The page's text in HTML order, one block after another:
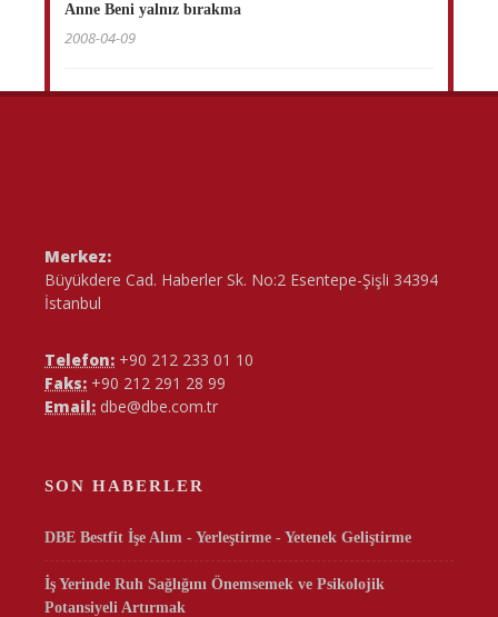
Anne Beni yalnız bırakma
2008-04-09
Merkez:
Büyükdere Cad. Haberler Sk. No:2 Esentepe-Şişli 34394
İstanbul
Telefon: +90 212 233 01 10
Faks: +90 212 291 28 99
Email: dbe@dbe.com.tr
SON HABERLER
DBE Bestfit İşe Alım - Yerleştirme - Yetenek Geliştirme
İş Yerinde Ruh Sağlığını Önemsemek ve Psikolojik
Potansiyeli Artırmak